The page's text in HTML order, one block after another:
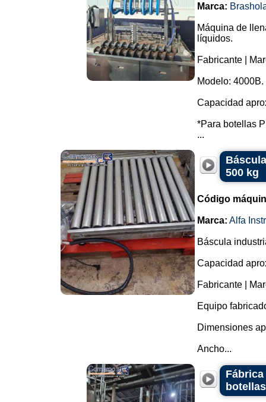
Marca:
Máquina de
líquidos.
Fabricante |
Modelo: 4000B.
Capacidad
*Para botellas
...
500 kg
Código
Marca: Alfa
Báscula
Capacidad
Fabricante |
Equipo
Dimensiones
Ancho...
Fábrica